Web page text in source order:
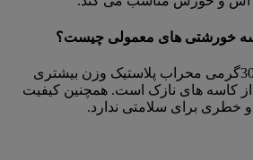
خورشتی های معمولی چیست؟
کاسه خورشتی سنگین 300گرمی محراب پلاستیک وزن بیشتری
از کاسه های نازک است. همچنین کیفیت
و خطری برای سلامتی ندارد.